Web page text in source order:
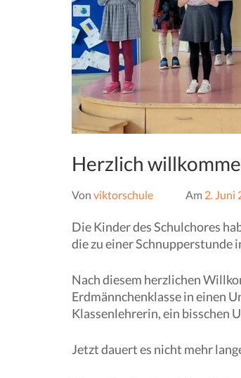
Herzlich
Von viktorschule Am 2. Juni
Die Kinder des Schulchores
die zu einer Schnupperstunde
Nach diesem herzlichen
Erdmännchenklasse in einen
Klassenlehrerin, ein bisschen
Jetzt dauert es nicht mehr